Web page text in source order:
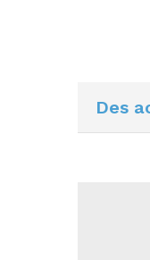
Des